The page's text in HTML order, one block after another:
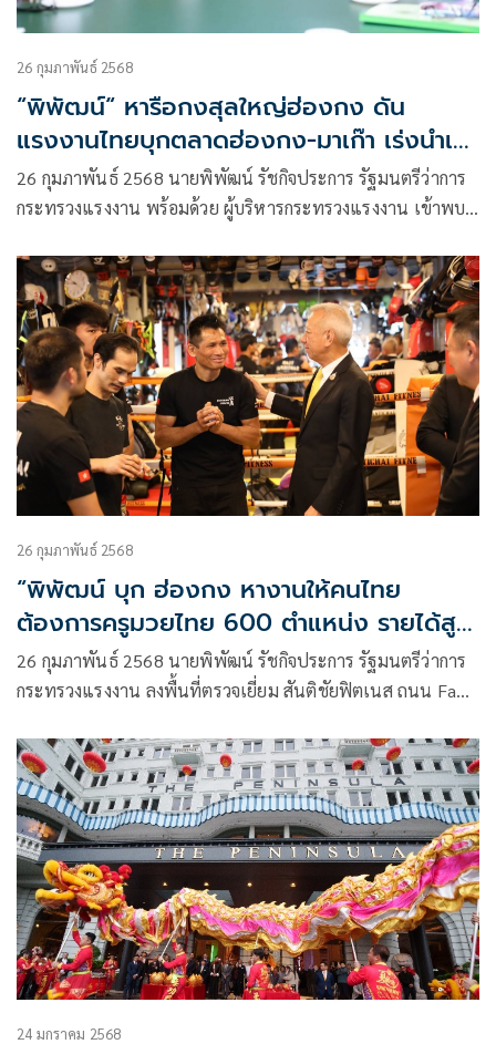
26 กุมภาพันธ์ 2568
“พิพัฒน์“ หารือกงสุลใหญ่ฮ่องกง ดัน
แรงงานไทยบุกตลาดฮ่องกง-มาเก๊า เร่งนำเข้า
พ่อครัว-แม่ครัวและภาคบริการ”ซึ่งเป็นที่
ต้องการ เปิดตำแหน่งนับ 18,000 อัตรา
26 กุมภาพันธ์ 2568 นายพิพัฒน์ รัชกิจประการ รัฐมนตรีว่าการ
กระทรวงแรงงาน พร้อมด้วย ผู้บริหารกระทรวงแรงงาน เข้าพบ
ประเทศไทย ได้แก่ นางสาวพรรณกาญจน์ เจียมสุชน
กงสุล(พาณิชย์) นายจารุภัทร
26 กุมภาพันธ์ 2568
“พิพัฒน์ บุก ฮ่องกง หางานให้คนไทย
ต้องการครูมวยไทย 600 ตำแหน่ง รายได้สูง
81,000 บาท/เดือน กระทรวงแรงงานหนุน
เต็มที่”
26 กุมภาพันธ์ 2568 นายพิพัฒน์ รัชกิจประการ รัฐมนตรีว่าการ
กระทรวงแรงงาน ลงพื้นที่ตรวจเยี่ยม สันติชัยฟิตเนส ถนน Fa
24 มกราคม 2568